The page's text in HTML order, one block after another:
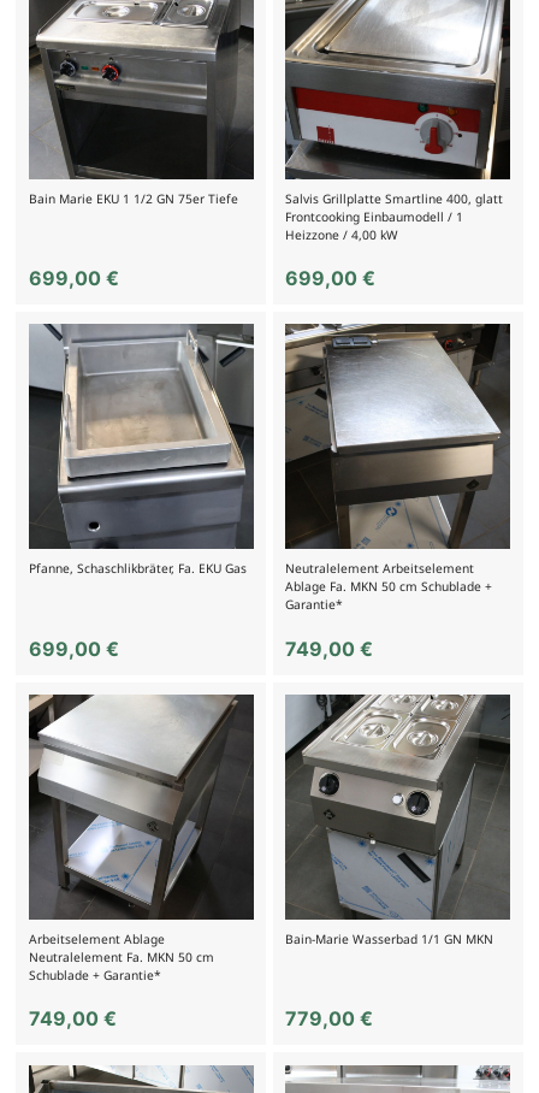
Bain Marie EKU 1 1/2 GN 75er Tiefe
699,00 €
Salvis Grillplatte Smartline 400, glatt
Frontcooking Einbaumodell / 1
Heizzone / 4,00 kW
699,00€
Pfanne, Schaschlikbräter, Fa. EKU Gas
699,00 €
Neutralelement Arbeitselement
Ablage Fa. MKN 50 cm Schublade +
Garantie*
749,00€
Arbeitselement Ablage
Neutralelement Fa. MKN 50 cm
Schublade + Garantie*
749,00 €
Bain-Marie Wasserbad 1/1 GN MKN
779,00€